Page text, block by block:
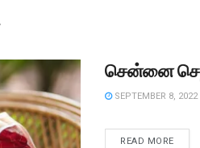
சென்னை
SEPTEMBER 8, 2022
READ MORE